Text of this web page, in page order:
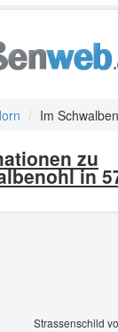
Im
zu
in
Strassenschild